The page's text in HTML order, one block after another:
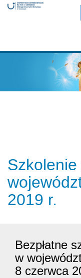
2019 r.
Bezpłatne
w
8 czerwca